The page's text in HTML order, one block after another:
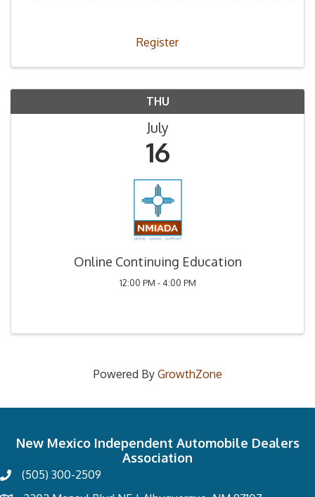
Register
THU
July
16
Online Continuing Education
12:00 PM - 4:00 PM
Powered By GrowthZone
New Mexico Independent Automobile Dealers
Association
(505) 300-2509